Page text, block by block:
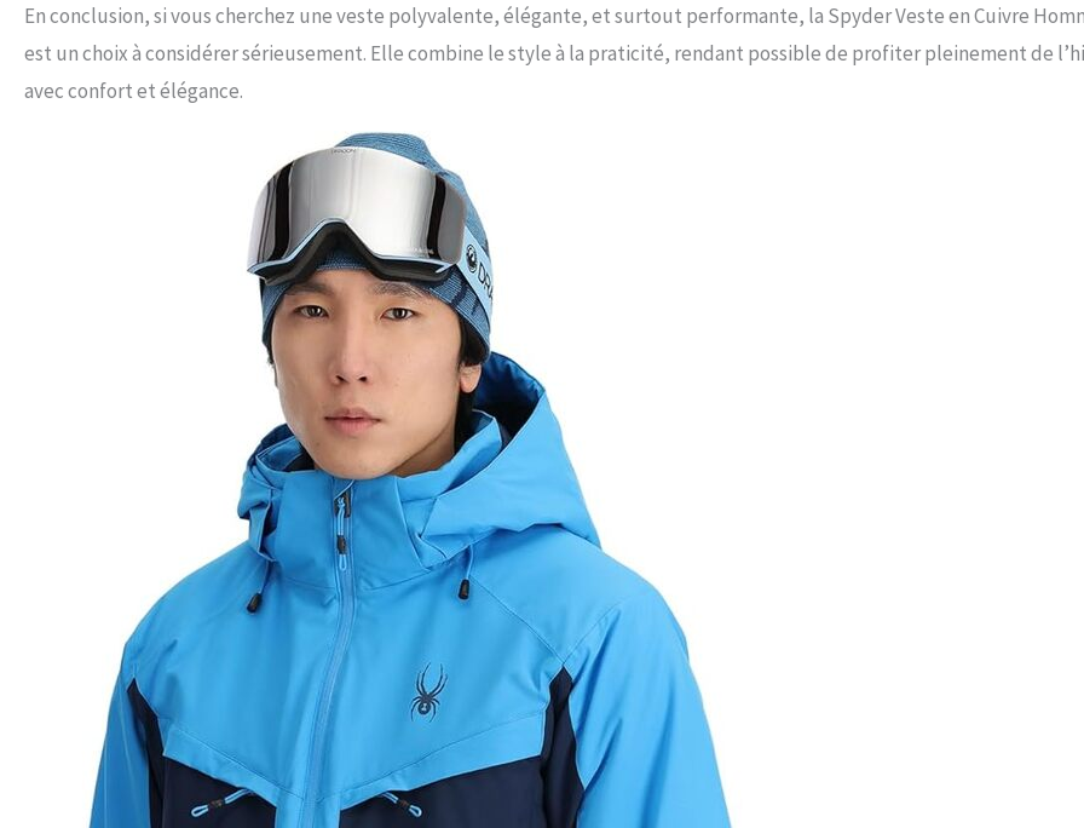
En conclusion, si vous cherchez une veste polyvalente, élégante, et surtout performante, la Spyder Veste en Cuivre
est un choix à considérer sérieusement. Elle combine le style à la praticité, rendant possible de profiter pleinement de
avec confort et élégance.